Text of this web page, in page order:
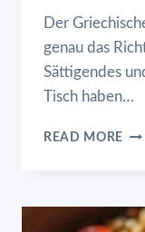
Der
genau das
Sättigendes
Tisch haben…
READ MORE